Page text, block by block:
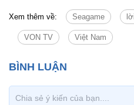
Xem thêm về: Seagame
VON TV Việt Nam